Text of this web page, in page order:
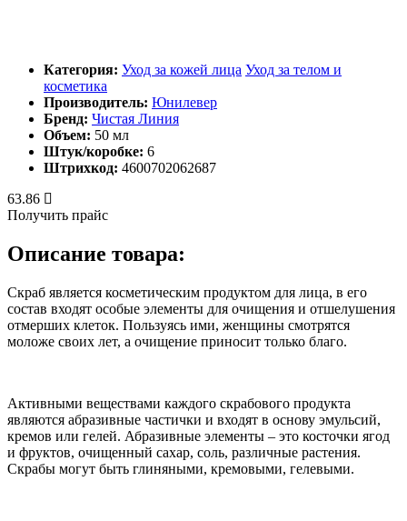
Категория: Уход за кожей лица Уход за телом и
косметика
Производитель: Юнилевер
Бренд: Чистая Линия
Объем: 50 мл
Штук/коробке: 6
Штрихкод: 4600702062687
63.86
Получить прайс
Описание товара:
Скраб является косметическим продуктом для лица, в его
состав входят особые элементы для очищения и отшелушения
отмерших клеток. Пользуясь ими, женщины смотрятся
моложе своих лет, а очищение приносит только благо.
Активными веществами каждого скрабового продукта
являются абразивные частички и входят в основу эмульсий,
кремов или гелей. Абразивные элементы – это косточки ягод
и фруктов, очищенный сахар, соль, различные растения.
Скрабы могут быть глиняными, кремовыми, гелевыми.